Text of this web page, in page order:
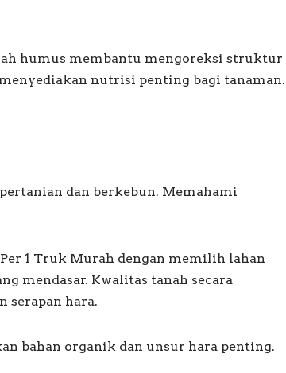
humus membantu mengoreksi struktur
nutrisi penting bagi tanaman.
dan berkebun. Memahami
1 Truk Murah dengan memilih lahan
mendasar. Kwalitas tanah secara
serapan hara.
bahan organik dan unsur hara penting.